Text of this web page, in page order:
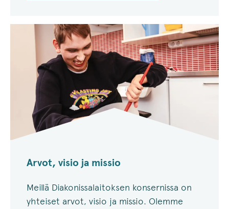
Arvot, visio ja missio
Meillä Diakonissalaitoksen konsernissa on
yhteiset arvot, visio ja missio. Olemme